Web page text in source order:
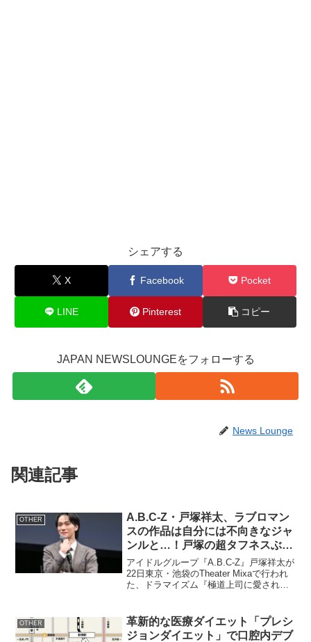
シェアする
X Facebook Pocket
LINE Pinterest コピー
JAPAN NEWSLOUNGEをフォローする
News Lounge
関連記事
OTHER
A.B.C-Z・戸塚祥太、ラブロマン
スの作品は自分には不向きなジャ
ンルと…！戸塚の超タフネスぶり
にクレームが！？
アイドルグループ『A.B.C-Z』戸塚祥太が
22日東京・池袋のTheater Mixaで行われ
た、ドラマイズム『極道上司に愛された
『KEY TO LIT』中村嶺亜とともに登壇し
た。
OTHER
革新的な医療ダイエット「プレシ
ジョンダイエット」で口腔内デブ